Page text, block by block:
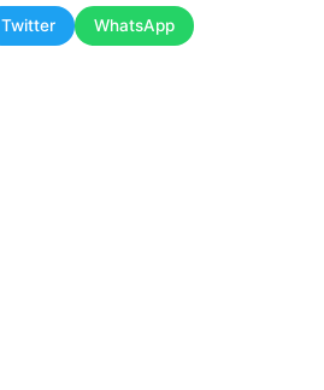
Twitter WhatsApp